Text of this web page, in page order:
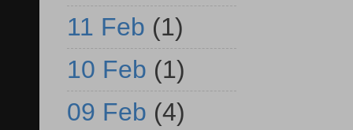
11 Feb (1)
10 Feb (1)
09 Feb (4)